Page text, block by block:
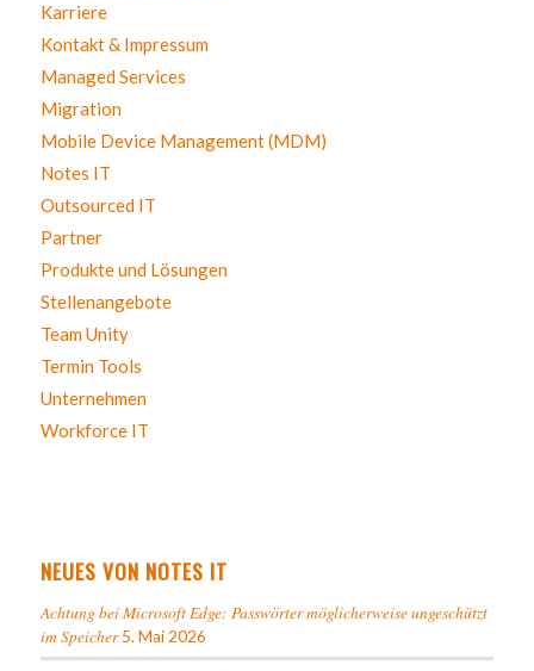
Karriere
Kontakt & Impressum
Managed Services
Migration
Mobile Device Management (MDM)
Notes IT
Outsourced IT
Partner
Produkte und Lösungen
Stellenangebote
Team Unity
Termin Tools
Unternehmen
Workforce IT
NEUES VON NOTES IT
Achtung bei Microsoft Edge: Passwörter möglicherweise ungeschützt
im Speicher 5. Mai 2026